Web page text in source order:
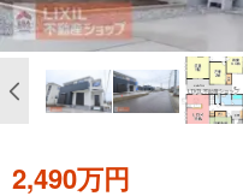
2,490万円